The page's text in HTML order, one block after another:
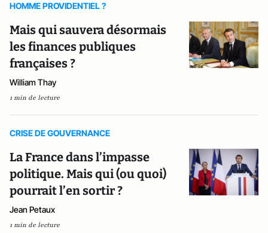
HOMME PROVIDENTIEL ?
Mais qui sauvera désormais
les finances publiques
françaises ?
William Thay
1 min de lecture
CRISE DE GOUVERNANCE
La France dans l’impasse
politique. Mais qui (ou quoi)
pourrait l’en sortir ?
Jean Petaux
1 min de lecture